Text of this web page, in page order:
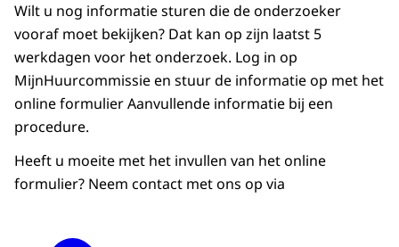
Wilt u nog informatie sturen die de onderzoeker
vooraf moet bekijken? Dat kan op zijn laatst 5
werkdagen voor het onderzoek. Log in op
MijnHuurcommissie en stuur de informatie op met het
online formulier Aanvullende informatie bij een
procedure.
Heeft u moeite met het invullen van het online
formulier? Neem contact met ons op via